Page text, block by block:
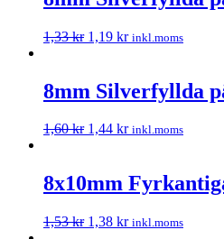
1,33kr 1,19 kr inkl.moms
8mm Silverfyllda
1,60kr 1,44 kr inkl.moms
8x10mm
1,53kr 1,38 kr inkl.moms